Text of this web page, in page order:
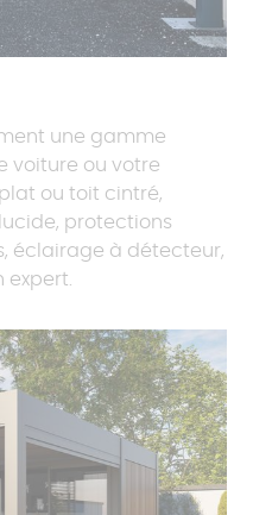
une gamme
voiture ou votre
ou toit cintré,
protections
éclairage à détecteur,
expert.